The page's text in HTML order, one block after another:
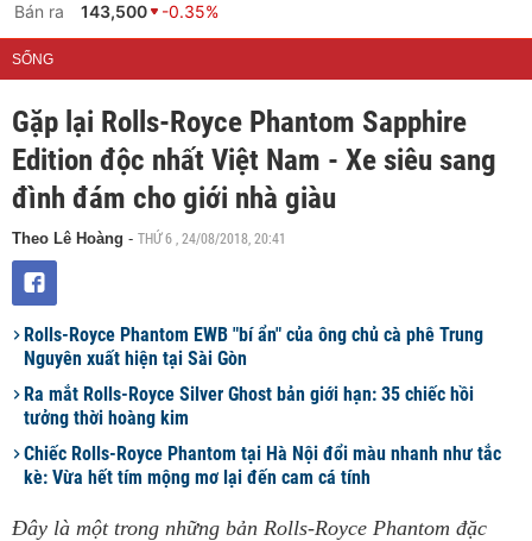
Bán ra
143,500 -0.35%
SỐNG
Gặp lại Rolls-Royce Phantom Sapphire
Edition độc nhất Việt Nam - Xe siêu sang
đình đám cho giới nhà giàu
Theo Lê Hoàng - THỨ 6 , 24/08/2018, 20:41
Rolls-Royce Phantom EWB "bí ẩn" của ông chủ cà phê Trung
Nguyên xuất hiện tại Sài Gòn
Ra mắt Rolls-Royce Silver Ghost bản giới hạn: 35 chiếc hồi
tưởng thời hoàng kim
Chiếc Rolls-Royce Phantom tại Hà Nội đổi màu nhanh như tắc
kè: Vừa hết tím mộng mơ lại đến cam cá tính
Đây là một trong những bản Rolls-Royce Phantom đặc